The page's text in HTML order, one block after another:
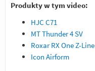
Produkty w tym video:
HJC C71
MT Thunder 4 SV
Roxar RX One Z-Line
Icon Airform